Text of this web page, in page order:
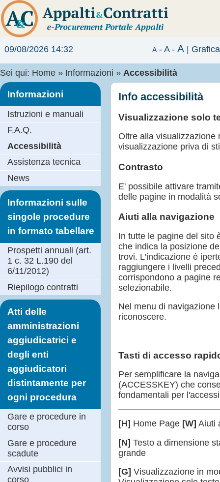
09/08/2026 14:32 A - A - A Grafica
Sei qui: Home » Informazioni » Accessibilità
Info accessibilità
Visualizzazione solo
Oltre alla visualizzazione
visualizzazione priva di
Contrasto
E' possibile attivare
delle pagine in modalità
Aiuti alla navigazione
In tutte le pagine del sito
che indica la posizione
trovi. L'indicazione è
raggiungere i livelli
corrispondono a pagine
selezionabile.
Nel menu di navigazione
riconoscere.
Tasti di accesso
Per semplificare la
(ACCESSKEY) che
fondamentali per
[H] Home Page [W] Aiuti
[N] Testo a dimensione
grande
[G] Visualizzazione in
Informazioni
Istruzioni e manuali
F.A.Q.
Accessibilità
Assistenza tecnica
News
Informazioni sulle
singole procedure
in formato tabellare
Prospetti annuali (art.
1 c. 32 L.190 del
6/11/2012)
Riepilogo contratti
Atti delle
amministrazioni
aggiudicatrici e
degli enti
aggiudicatori
distintamente per
ogni procedura
Gare e procedure in
corso
Gare e procedure
scadute
Avvisi pubblici in
corso